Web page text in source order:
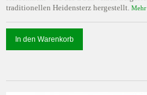
traditionellen Heidensterz hergestellt. Mehr
In den Warenkorb